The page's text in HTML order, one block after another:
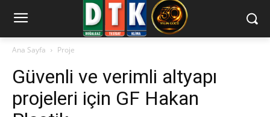
Ana Sayfa Proje
Güvenli ve verimli altyapı
projeleri için GF Hakan